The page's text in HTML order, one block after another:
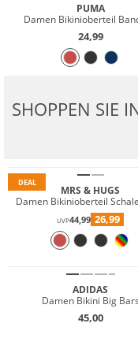
PUMA
Damen Bikinioberteil
24,99
SHOPPEN SIE
DEAL
MRS & HUGS
Damen Bikinioberteil
UVP44,99 26,99
ADIDAS
Damen Bikini Big Bars
45,00